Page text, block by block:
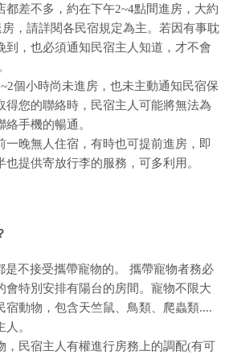
都差不多，約在下午2~4點間進房，大約
，請詳閱各民宿規定為主。若因有事耽
到，也必須通知民宿主人知道，才不會
個小時尚未進房，也未主動通知民宿保
得您的聯絡時，民宿主人可能將無法為
手機的暢通。
一晚無人住宿，有時也可提前進房，即
提供寄放行李的服務，可多利用。
是不接受攜帶寵物的。 攜帶寵物者務必
會特別安排有陽台的房間。寵物不限大
宿動物，包含天竺鼠、鳥類、爬蟲類....
。
，民宿主人有權進行房務上的調配(有可